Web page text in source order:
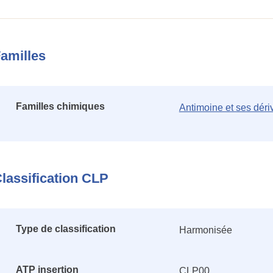
Familles chimiques Antimoine et ses
CLP
Type de classification Harmonisée
ATP insertion CLP00